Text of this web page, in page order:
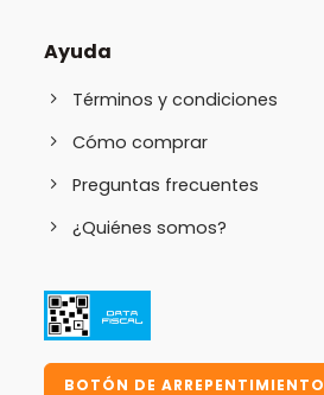
Ayuda
Términos y condiciones
Cómo comprar
Preguntas frecuentes
¿Quiénes somos?
BOTÓN DE ARREPENTIMIENTO